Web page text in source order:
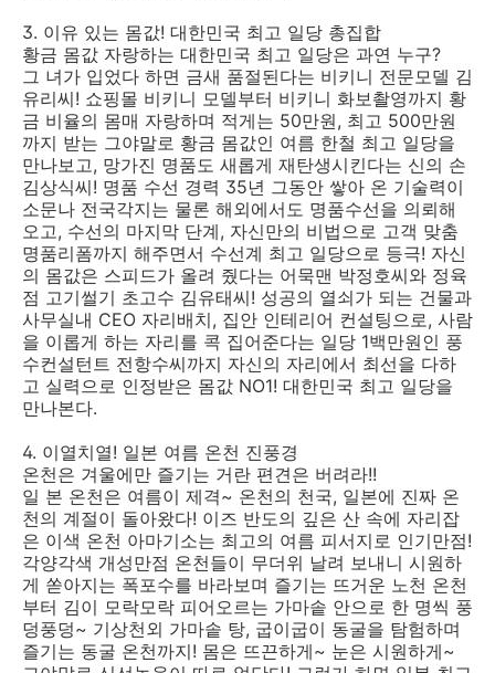
3. 이유 있는 몸값! 대한민국 최고 일당 총집합
황금 몸값 자랑하는 대한민국 최고 일당은 과연 누구?
그 녀가 입었다 하면 금새 품절된다는 비키니 전문모델 김
유리씨! 쇼핑몰 비키니 모델부터 비키니 화보촬영까지 황
금 비율의 몸매 자랑하며 적게는 50만원, 최고 500만원
까지 받는 그야말로 황금 몸값인 여름 한철 최고 일당을
만나보고, 망가진 명품도 새롭게 재탄생시킨다는 신의 손
김상식씨! 명품 수선 경력 35년 그동안 쌓아 온 기술력이
소문나 전국각지는 물론 해외에서도 명품수선을 의뢰해
오고, 수선의 마지막 단계, 자신만의 비법으로 고객 맞춤
명품리폼까지 해주면서 수선계 최고 일당으로 등극! 자신
의 몸값은 스피드가 올려 줬다는 어묵맨 박정호씨와 정육
점 고기썰기 초고수 김유태씨! 성공의 열쇠가 되는 건물과
사무실내 CEO 자리배치, 집안 인테리어 컨설팅으로, 사람
을 이롭게 하는 자리를 콕 집어준다는 일당 1백만원인 풍
수컨설턴트 전항수씨까지 자신의 자리에서 최선을 다하
고 실력으로 인정받은 몸값 NO1! 대한민국 최고 일당을
만나본다.
4. 이열치열! 일본 여름 온천 진풍경
온천은 겨울에만 즐기는 거란 편견은 버려라!!
일 본 온천은 여름이 제격~ 온천의 천국, 일본에 진짜 온
천의 계절이 돌아왔다! 이즈 반도의 깊은 산 속에 자리잡
은 이색 온천 아마기소는 최고의 여름 피서지로 인기만점!
각양각색 개성만점 온천들이 무더위 날려 보내니 시원하
게 쏟아지는 폭포수를 바라보며 즐기는 뜨거운 노천 온천
부터 김이 모락모락 피어오르는 가마솥 안으로 한 명씩 풍
덩풍덩~ 기상천외 가마솥 탕, 굽이굽이 동굴을 탐험하며
즐기는 동굴 온천까지! 몸은 뜨끈하게~ 눈은 시원하게~